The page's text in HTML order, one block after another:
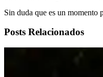
Sin duda que es un momento
Posts Relacionados